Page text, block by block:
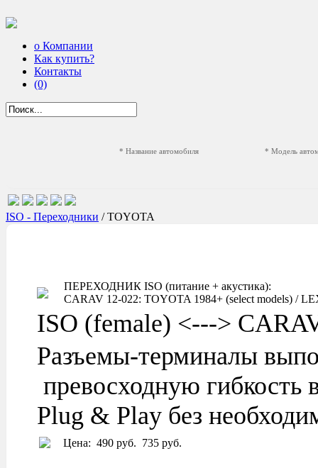
о Компании
Как купить?
Контакты
(0)
* Название автомобиля * Модель
ISO - Переходники / TOYOTA
ПЕРЕХОДНИК ISO (питание + акустика):
CARAV 12-022: TOYOTA 1984+ (select models) /
ISO (female) <--->
Разъемы-терминалы
превосходную гибкость
Plug & Play без
Цена: 490 руб. 735 руб.